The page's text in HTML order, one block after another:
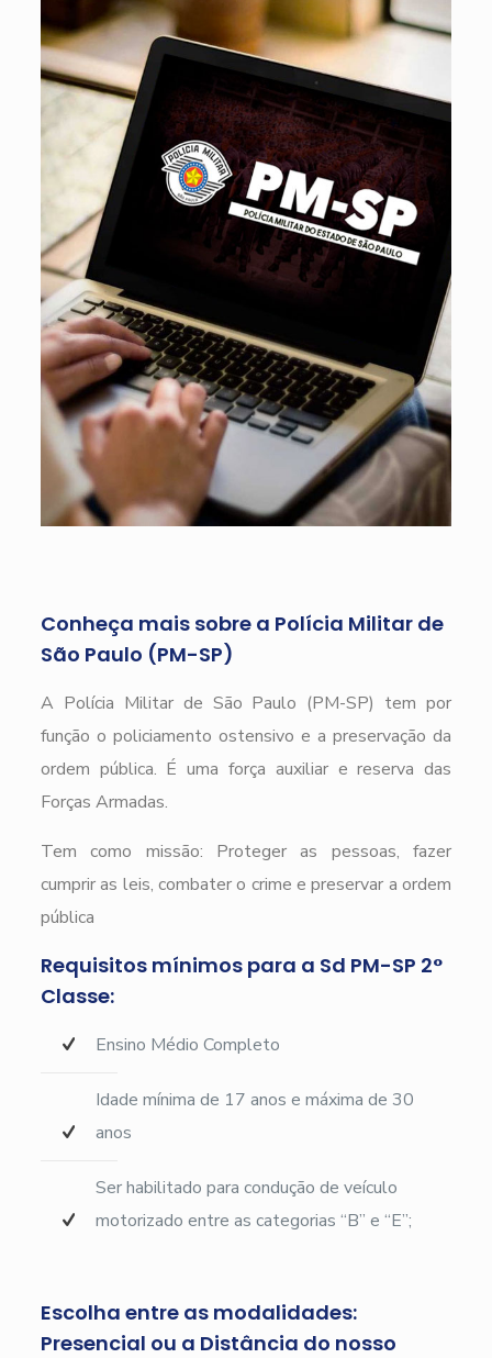
Conheça mais sobre a Polícia Militar de
São Paulo (PM-SP)
A Polícia Militar de São Paulo (PM-SP) tem por
função o policiamento ostensivo e a preservação da
ordem pública. É uma força auxiliar e reserva das
Forças Armadas.
Tem como missão: Proteger as pessoas, fazer
cumprir as leis, combater o crime e preservar a ordem
pública
Requisitos mínimos para a Sd PM-SP 2°
Classe:
Ensino Médio Completo
Idade mínima de 17 anos e máxima de 30
anos
Ser habilitado para condução de veículo
motorizado entre as categorias “B” e “E”;
Escolha entre as modalidades:
Presencial ou a Distância do nosso